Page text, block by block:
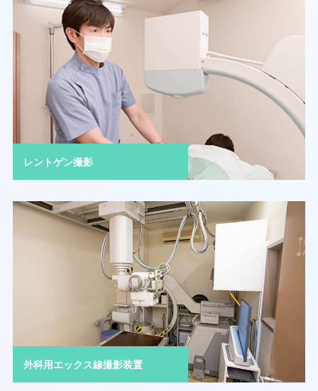
レントゲン撮影
外科用エックス線撮影装置